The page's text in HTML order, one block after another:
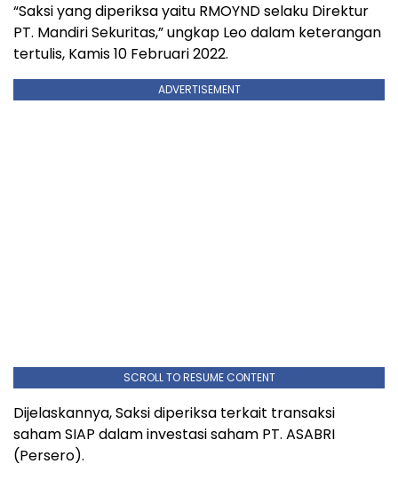
“Saksi yang diperiksa yaitu RMOYND selaku Direktur
PT. Mandiri Sekuritas,” ungkap Leo dalam keterangan
tertulis, Kamis 10 Februari 2022.
ADVERTISEMENT
SCROLL TO RESUME CONTENT
Dijelaskannya, Saksi diperiksa terkait transaksi
saham SIAP dalam investasi saham PT. ASABRI
(Persero).